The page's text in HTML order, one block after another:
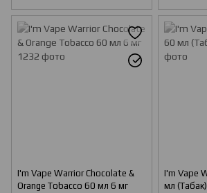
I'm Vape Warrior Chocolate &
Orange Tobacco 60 мл 6 мг
I'm Vape
мл